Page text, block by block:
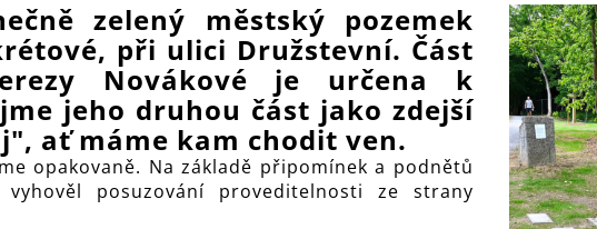
zelený městský pozemek
při ulici Družstevní. Část
Novákové je určena k
jeho druhou část jako zdejší
ať máme kam chodit ven.
opakovaně. Na základě připomínek a podnětů
posuzování proveditelnosti ze strany